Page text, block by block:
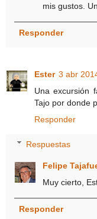
mis gustos.
Responder
Ester 3 abr
Una excursión
Tajo por donde
Responder
Respuestas
Felipe
Muy cierto,
Responder